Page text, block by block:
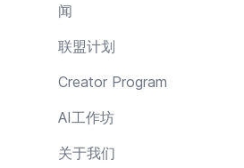
闻
联盟计划
Creator Program
AI工作坊
关于我们